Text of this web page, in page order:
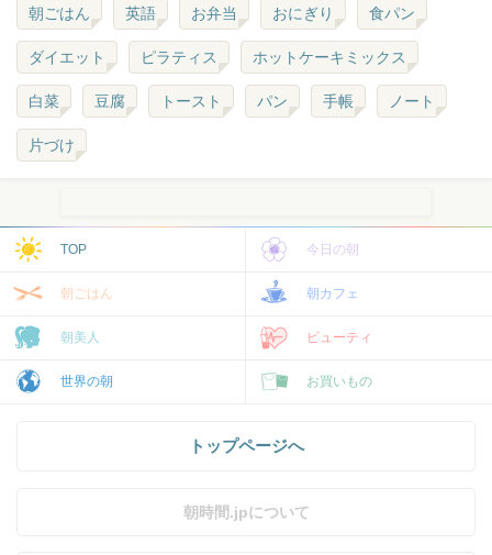
朝ごはん 英語 お弁当 おにぎり 食パン
ダイエット ピラティス ホットケーキミックス
白菜 豆腐 トースト パン 手帳 ノート
片づけ
TOP 今日の朝
朝ごはん 朝カフェ
朝美人 ビューティ
世界の朝 お買いもの
トップページへ
朝時間.jpについて